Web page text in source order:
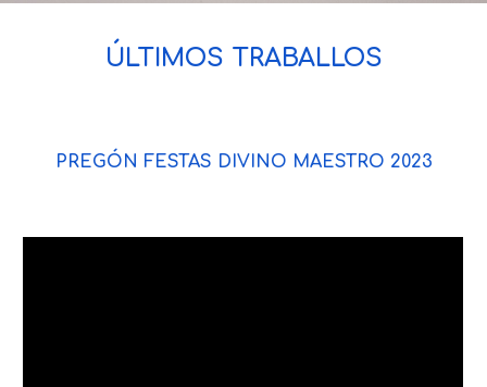
ÚLTIMOS TRABALLOS
PREGÓN FESTAS DIVINO MAESTRO 2023